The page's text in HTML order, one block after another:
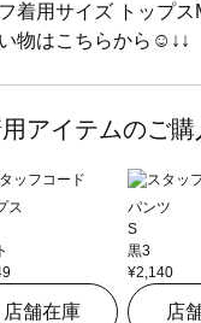
着用サイズ トップ
物はこちらから☺︎︎↓↓
アイテムのご購
ス
店舗在庫
パンツ
S
黒3
¥2,140
店